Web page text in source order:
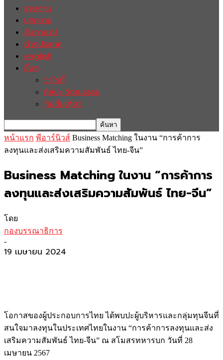
รายงาน
บทความ
สัมภาษณ์
ต่างประเทศ
english
อื่นๆ
วาไรตี้
ศิลปะ-วัฒนธรรม
กินดื่มเที่ยว
หน้าแรก พีอาร์นิวส์ Business Matching ในงาน “การค้าการ
ลงทุนและส่งเสริมความสัมพันธ์ ไทย-จีน”
Business Matching ในงาน “การค้าการ
ลงทุนและส่งเสริมความสัมพันธ์ ไทย-จีน”
โดย
กองบรรณาธิการ
-
19 เมษายน 2024
โอกาสของผู้ประกอบการไทย ได้พบปะผู้บริหารและกลุ่มทุนจีนที่
สนใจมาลงทุนในประเทศไทยในงาน “การค้าการลงทุนและส่ง
เสริมความสัมพันธ์ ไทย-จีน” ณ สโมสรทหารบก วันที่ 28
เมษายน 2567